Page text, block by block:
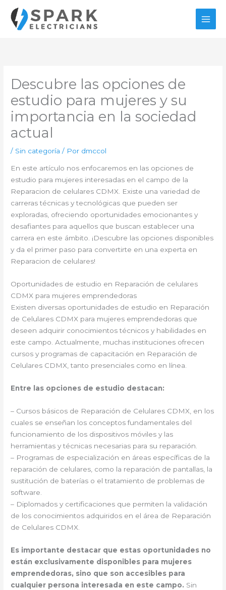
contenido
Descubre las opciones de
estudio para mujeres y su
importancia en la sociedad
actual
/ Sin categoría / Por dmccol
En este artículo nos enfocaremos en las opciones de
estudio para mujeres interesadas en el campo de la
Reparacion de celulares CDMX. Existe una variedad de
carreras técnicas y tecnológicas que pueden ser
exploradas, ofreciendo oportunidades emocionantes y
desafiantes para aquellos que buscan establecer una
carrera en este ámbito. ¡Descubre las opciones disponibles
y da el primer paso para convertirte en una experta en
Reparacion de celulares!
Oportunidades de estudio en Reparación de celulares
CDMX para mujeres emprendedoras
Existen diversas oportunidades de estudio en Reparación
de Celulares CDMX para mujeres emprendedoras que
deseen adquirir conocimientos técnicos y habilidades en
este campo. Actualmente, muchas instituciones ofrecen
cursos y programas de capacitación en Reparación de
Celulares CDMX, tanto presenciales como en línea.
Entre las opciones de estudio destacan:
– Cursos básicos de Reparación de Celulares CDMX, en los
cuales se enseñan los conceptos fundamentales del
funcionamiento de los dispositivos móviles y las
herramientas y técnicas necesarias para su reparación.
– Programas de especialización en áreas específicas de la
reparación de celulares, como la reparación de pantallas, la
sustitución de baterías o el tratamiento de problemas de
software.
– Diplomados y certificaciones que permiten la validación
de los conocimientos adquiridos en el área de Reparación
de Celulares CDMX.
Es importante destacar que estas oportunidades no
están exclusivamente disponibles para mujeres
emprendedoras, sino que son accesibles para
cualquier persona interesada en este campo. Sin